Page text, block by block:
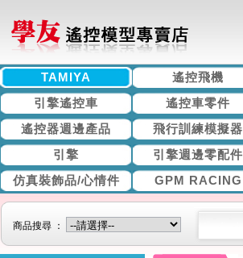
TAMIYA 遙控飛機
引擎遙控車
遙控車零件
遙控器週邊產品
飛行訓練模擬器
引擎
引擎週邊零配件
仿真裝飾品/心情件
GPM RACING
商品搜尋 ：